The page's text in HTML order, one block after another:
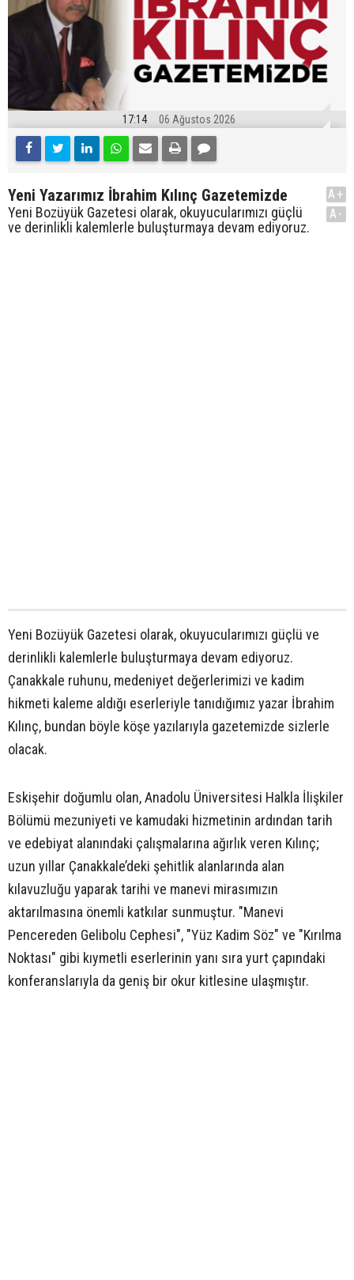
17:14 06 Ağustos 2026
Yeni Yazarımız İbrahim Kılınç Gazetemizde
Yeni Bozüyük Gazetesi olarak, okuyucularımızı güçlü
ve derinlikli kalemlerle buluşturmaya devam ediyoruz.
A+
A-
Yeni Bozüyük Gazetesi olarak, okuyucularımızı güçlü ve
derinlikli kalemlerle buluşturmaya devam ediyoruz.
Çanakkale ruhunu, medeniyet değerlerimizi ve kadim
hikmeti kaleme aldığı eserleriyle tanıdığımız yazar İbrahim
Kılınç, bundan böyle köşe yazılarıyla gazetemizde sizlerle
olacak.
Eskişehir doğumlu olan, Anadolu Üniversitesi Halkla İlişkiler
Bölümü mezuniyeti ve kamudaki hizmetinin ardından tarih
ve edebiyat alanındaki çalışmalarına ağırlık veren Kılınç;
uzun yıllar Çanakkale’deki şehitlik alanlarında alan
kılavuzluğu yaparak tarihi ve manevi mirasımızın
aktarılmasına önemli katkılar sunmuştur. "Manevi
Pencereden Gelibolu Cephesi", "Yüz Kadim Söz" ve "Kırılma
Noktası" gibi kıymetli eserlerinin yanı sıra yurt çapındaki
konferanslarıyla da geniş bir okur kitlesine ulaşmıştır.